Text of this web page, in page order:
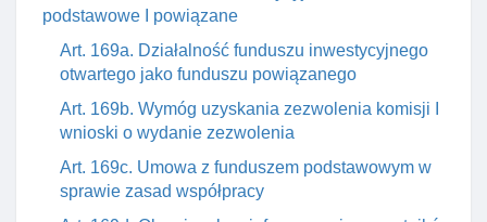
podstawowe I powiązane
Art. 169a. Działalność funduszu inwestycyjnego
otwartego jako funduszu powiązanego
Art. 169b. Wymóg uzyskania zezwolenia komisji I
wnioski o wydanie zezwolenia
Art. 169c. Umowa z funduszem podstawowym w
sprawie zasad współpracy